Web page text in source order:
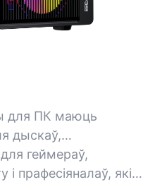
для ПК маюць
дыскаў,
і маюць
пракладкі кабеляў,
геймераў,
і прафесіяналаў, якім